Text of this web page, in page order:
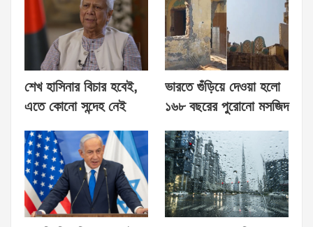
শেখ হাসিনার বিচার হবেই,
এতে কোনো সন্দেহ নেই
ভারতে গুঁড়িয়ে দেওয়া হলো
১৬৮ বছরের পুরোনো মসজিদ